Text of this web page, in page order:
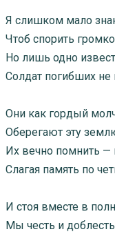
Я слишком мало
Чтоб спорить
Но лишь одно
Солдат погибших не
Они как гордый
Оберегают эту
Их вечно помнить
Слагая память по
И стоя вместе в
Мы честь и